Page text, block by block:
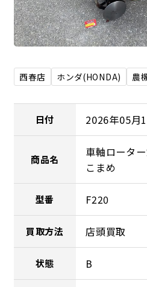
西春店 ホンダ(HONDA) 農
日付 2026年05月
商品名
車軸ロータ
こまめ
型番 F220
買取方法 店頭買取
状態 B